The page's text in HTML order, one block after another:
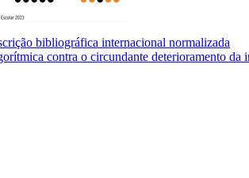
bibliográfica internacional normalizada
contra o circundante deterioramento da